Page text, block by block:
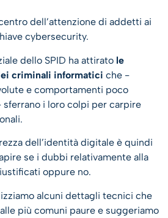
dell’attenzione di addetti ai
cybersecurity.
dello SPID ha attirato le
criminali informatici che -
e comportamenti poco
i loro colpi per carpire
dell’identità digitale è quindi
se i dubbi relativamente alla
oppure no.
alcuni dettagli tecnici che
più comuni paure e suggeriamo